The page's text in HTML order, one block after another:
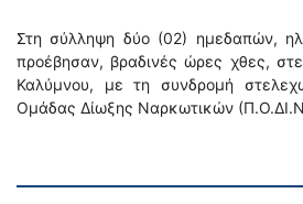
Στη σύλληψη δύο (02) ημεδαπών,
προέβησαν, βραδινές ώρες χθες,
Καλύμνου, με τη συνδρομή
Ομάδας Δίωξης Ναρκωτικών